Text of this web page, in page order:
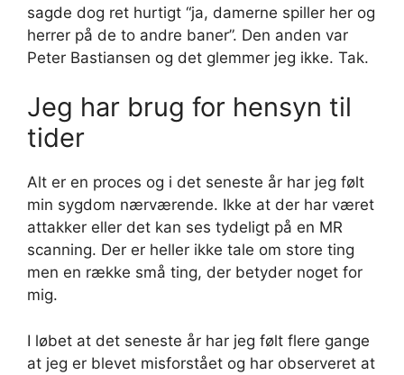
sagde dog ret hurtigt “ja, damerne spiller her og
herrer på de to andre baner”. Den anden var
Peter Bastiansen og det glemmer jeg ikke. Tak.
Jeg har brug for hensyn til
tider
Alt er en proces og i det seneste år har jeg følt
min sygdom nærværende. Ikke at der har været
attakker eller det kan ses tydeligt på en MR
scanning. Der er heller ikke tale om store ting
men en række små ting, der betyder noget for
mig.
I løbet at det seneste år har jeg følt flere gange
at jeg er blevet misforstået og har observeret at